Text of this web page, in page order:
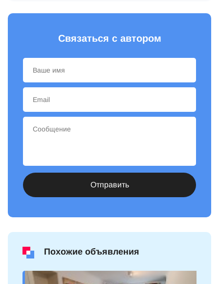
Связаться с автором
Отправить
Похожие объявления